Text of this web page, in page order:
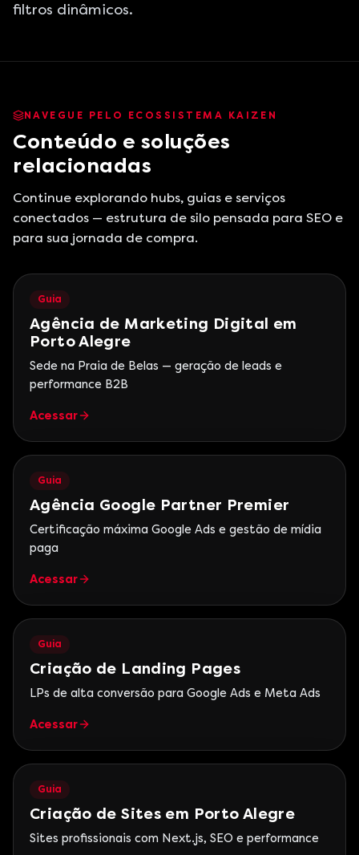
filtros dinâmicos.
NAVEGUE PELO ECOSSISTEMA KAIZEN
Conteúdo e soluções
relacionadas
Continue explorando hubs, guias e serviços
conectados — estrutura de silo pensada para SEO e
para sua jornada de compra.
Guia
Agência de Marketing Digital em
Porto Alegre
Sede na Praia de Belas — geração de leads e
performance B2B
Acessar
Guia
Agência Google Partner Premier
Certificação máxima Google Ads e gestão de mídia
paga
Acessar
Guia
Criação de Landing Pages
LPs de alta conversão para Google Ads e Meta Ads
Acessar
Guia
Criação de Sites em Porto Alegre
Sites profissionais com Next.js, SEO e performance